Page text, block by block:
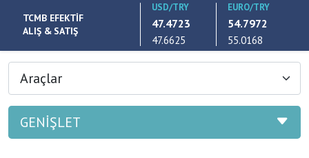
TCMB EFEKTİF
ALIŞ & SATIŞ
USD/TRY
47.4723
47.6625
EURO/TRY
54.7972
55.0168
GENİŞLET